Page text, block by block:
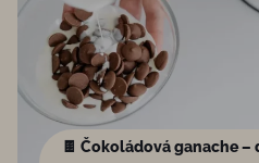
🍫 Čokoládová ganache